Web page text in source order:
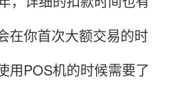
在你首次大额交易的时
用POS机的时候需要了